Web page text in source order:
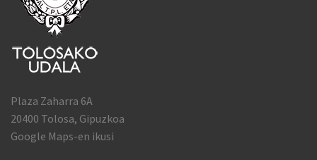
Plaza Zaharra 6A
20400 Tolosa, Gipuzkoa
Google Maps-en ikusi